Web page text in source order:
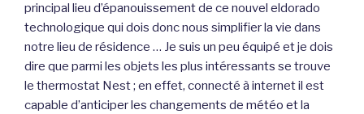
principal lieu d’épanouissement de ce nouvel eldorado
technologique qui dois donc nous simplifier la vie dans
notre lieu de résidence … Je suis un peu équipé et je dois
dire que parmi les objets les plus intéressants se trouve
le thermostat Nest ; en effet, connecté à internet il est
capable d’anticiper les changements de météo et la